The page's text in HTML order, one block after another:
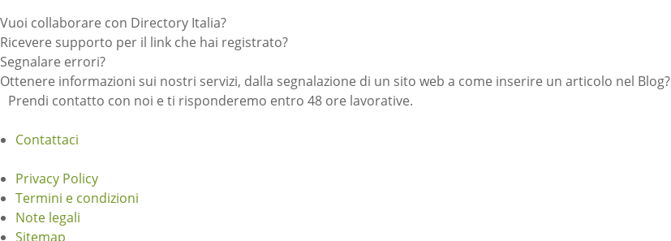
Vuoi collaborare con Directory Italia?
Ricevere supporto per il link che hai registrato?
Segnalare errori?
Ottenere informazioni sui nostri servizi, dalla segnalazione di un sito web a come inserire un articolo nel Blog?
Prendi contatto con noi e ti risponderemo entro 48 ore lavorative.
Contattaci
Privacy Policy
Termini e condizioni
Note legali
Sitemap